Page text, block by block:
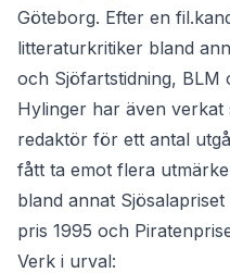
Göteborg. Efter en
litteraturkritiker bland
och Sjöfartstidning, BLM
Hylinger har även
redaktör för ett antal
fått ta emot flera
bland annat
pris 1995 och
Verk i urval: